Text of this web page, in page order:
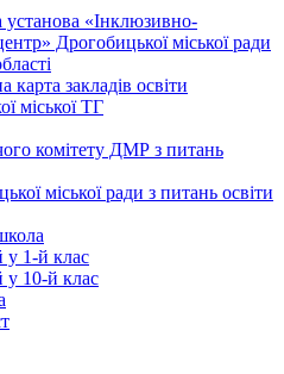
«Інклюзивно-
Дрогобицької міської ради
карта закладів освіти
міської ТГ
комітету ДМР з питань
міської ради з питань освіти
у 1-й клас
у 10-й клас